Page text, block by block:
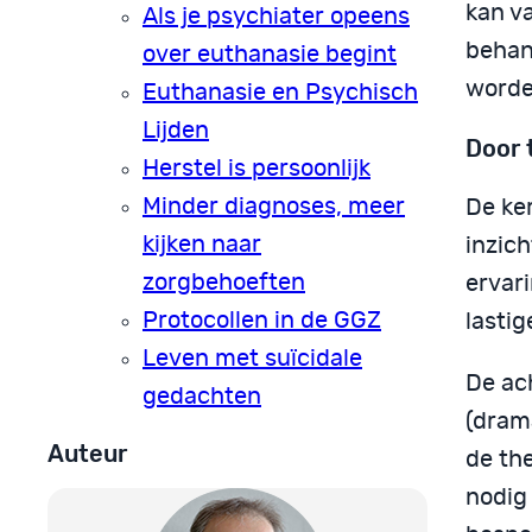
Als je psychiater opeens
over euthanasie begint
Euthanasie en Psychisch
Lijden
Herstel is persoonlijk
Minder diagnoses, meer
kijken naar
zorgbehoeften
Protocollen in de GGZ
Leven met suïcidale
gedachten
Auteur
kan
Door
De
De
de